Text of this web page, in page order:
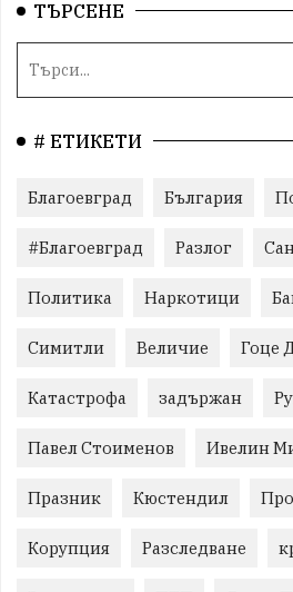
ТЪРСЕНЕ
# ЕТИКЕТИ
Благоевград България
#Благоевград Разлог
Политика Наркотици
Симитли Величие Гоце
Катастрофа задържан
Павел Стоименов Ивелин
Празник Кюстендил
Корупция Разследване